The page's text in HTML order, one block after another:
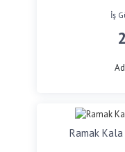
İş
Ramak